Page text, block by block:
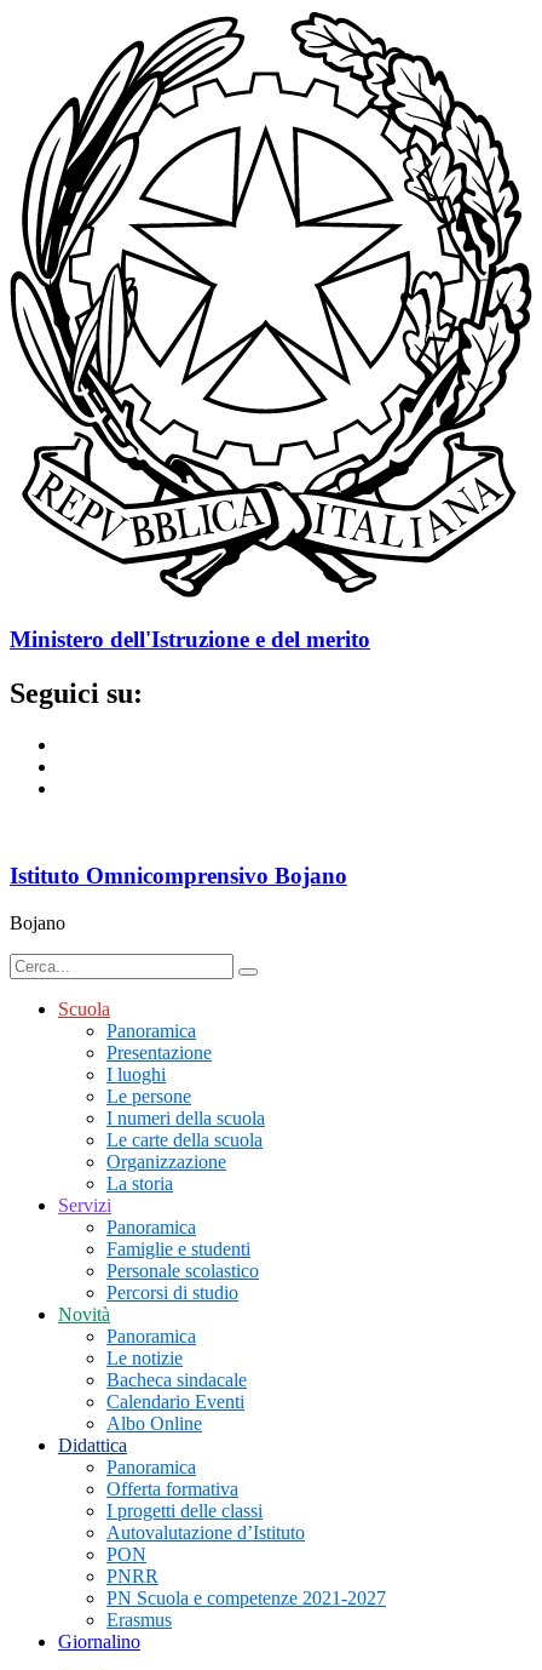
Ministero dell'Istruzione e del merito
Seguici su:
Istituto Omnicomprensivo Bojano
Bojano
Scuola
Panoramica
Presentazione
I luoghi
Le persone
I numeri della scuola
Le carte della scuola
Organizzazione
La storia
Servizi
Panoramica
Famiglie e studenti
Personale scolastico
Percorsi di studio
Novità
Panoramica
Le notizie
Bacheca sindacale
Calendario Eventi
Albo Online
Didattica
Panoramica
Offerta formativa
I progetti delle classi
Autovalutazione d’Istituto
PON
PNRR
PN Scuola e competenze 2021-2027
Erasmus
Giornalino